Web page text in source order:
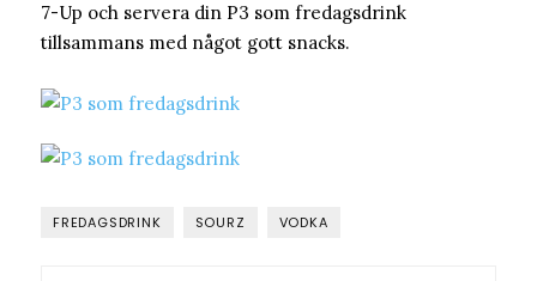
7-Up och servera din P3 som fredagsdrink
tillsammans med något gott snacks.
FREDAGSDRINK SOURZ VODKA